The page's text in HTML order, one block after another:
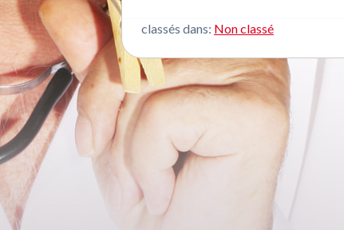
classés dans: Non classé